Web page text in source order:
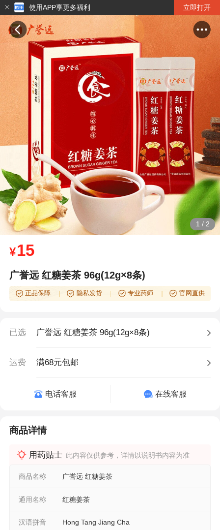
使用APP享更多福利 立即打开
1 / 2
¥15
广誉远 红糖姜茶 96g(12g×8条)
正品保障 隐私发货 专业药师 官网直供
已选 广誉远 红糖姜茶 96g(12g×8条)
运费 满68元包邮
电话客服 在线客服
商品详情
用药贴士 此内容仅供参考，详情以说明书内容为准
商品名称 广誉远 红糖姜茶
通用名称 红糖姜茶
汉语拼音 Hong Tang Jiang Cha